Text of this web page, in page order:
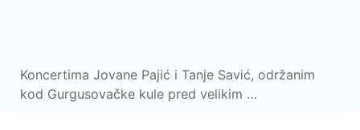
Koncertima Jovane Pajić i Tanje Savić, održanim
kod Gurgusovačke kule pred velikim …